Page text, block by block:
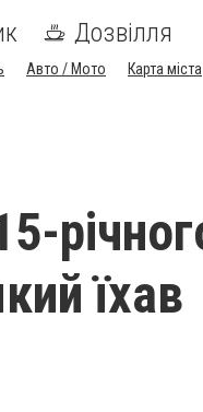
Дозвілля
Авто / Мото Карта міста
їхав